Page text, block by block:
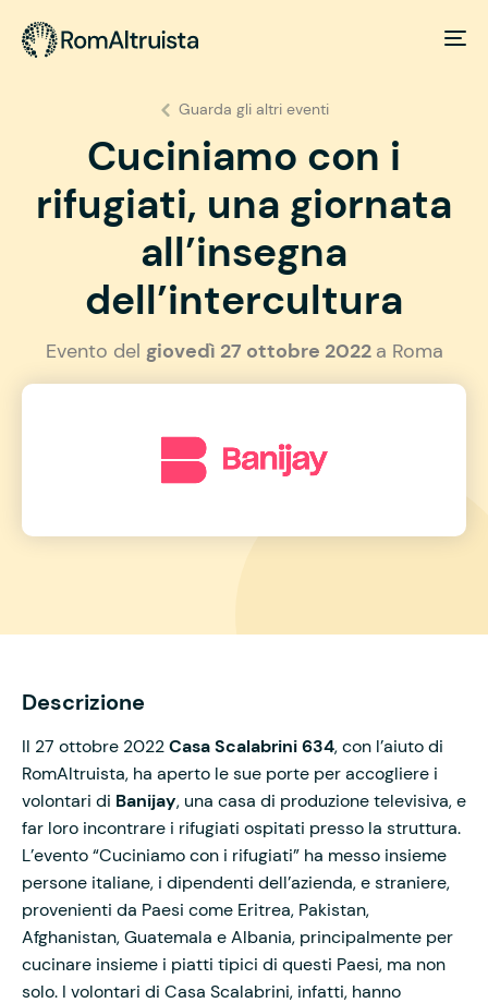
Guarda gli altri eventi
Cuciniamo con i
rifugiati, una giornata
all’insegna
dell’intercultura
Evento del giovedì 27 ottobre 2022 a Roma
Descrizione
Il 27 ottobre 2022Casa Scalabrini 634, con l’aiuto di
RomAltruista, ha aperto le sue porte per accogliere i
volontari di Banijay, una casa di produzione televisiva, e
far loro incontrare i rifugiati ospitati presso la struttura.
L’evento “Cuciniamo con i rifugiati” ha messo insieme
persone italiane, i dipendenti dell’azienda, e straniere,
provenienti da Paesi come Eritrea, Pakistan,
Afghanistan, Guatemala e Albania, principalmente per
cucinare insieme i piatti tipici di questi Paesi, ma non
solo. I volontari di Casa Scalabrini, infatti, hanno